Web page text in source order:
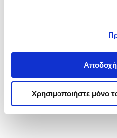
Χρησιμοποιήστε μόνο